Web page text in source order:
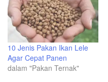
10 Jenis Pakan Ikan Lele
Agar Cepat Panen
dalam "Pakan Ternak"